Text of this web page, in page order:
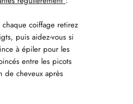
chaque coiffage retirez
puis aidez-vous si
à épiler pour les
entre les picots
de cheveux après